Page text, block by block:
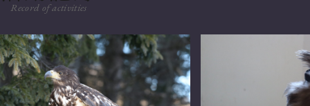
Record of activities